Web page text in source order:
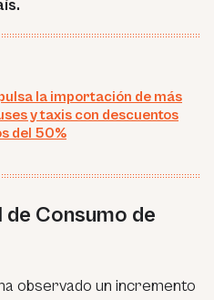
la importación de más
y taxis con descuentos
del 50%
Consumo de
observado un incremento